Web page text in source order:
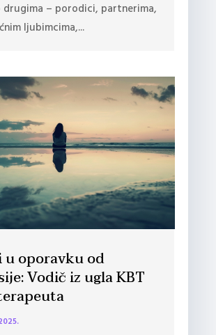
drugima – porodici, partnerima,
ljubimcima,...
u oporavku od
Vodič iz ugla KBT